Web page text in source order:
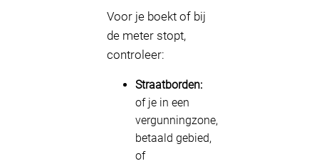
Voor je boekt of bij
de meter stopt,
controleer:
Straatborden:
of je in een
vergunningzone,
betaald gebied,
of